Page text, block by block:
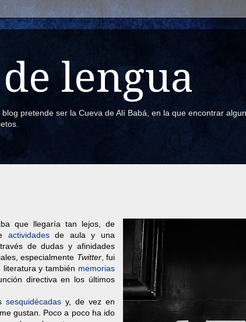
lengua
pretende ser la Cueva de Alí Babá, en la que encontrar
que llegaría tan lejos, de
actividadesde aula y una
de dudas y afinidades
especialmente Twitter, fui
y también memorias
directiva en los últimos
sesquidécadas y, de vez en
gustan. Poco a poco ha ido